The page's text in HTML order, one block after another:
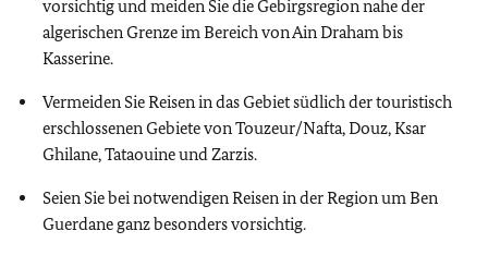
vorsichtig und meiden Sie die Gebirgsregion nahe der
algerischen Grenze im Bereich von Ain Draham bis
Kasserine.
Vermeiden Sie Reisen in das Gebiet südlich der touristisch
erschlossenen Gebiete von Touzeur/Nafta, Douz, Ksar
Ghilane, Tataouine und Zarzis.
Seien Sie bei notwendigen Reisen in der Region um Ben
Guerdane ganz besonders vorsichtig.